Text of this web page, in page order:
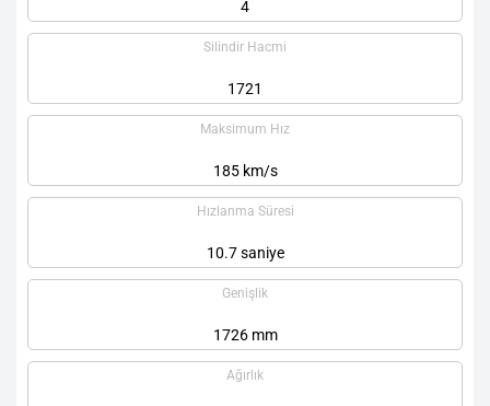
4
Silindir Hacmi
1721
Maksimum Hız
185 km/s
Hızlanma Süresi
10.7 saniye
Genişlik
1726 mm
Ağırlık